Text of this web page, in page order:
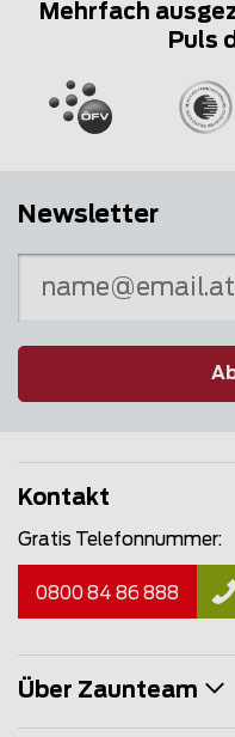
Mehrfach
Puls
Newsletter
Kontakt
Gratis Telefonnummer:
0800 84 86 888
Über Zaunteam